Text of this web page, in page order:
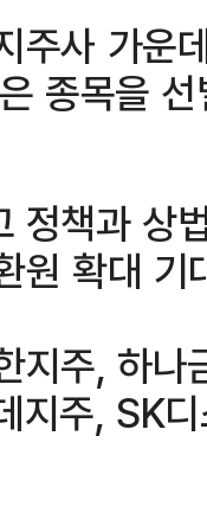
주사 가운
종목을
정책과 상
원 확대
지주, 하
지주, SK